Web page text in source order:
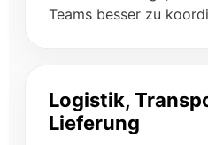
Teams besser zu
Logistik,
Lieferung